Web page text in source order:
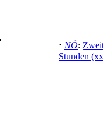
· NÖ:
Stunden